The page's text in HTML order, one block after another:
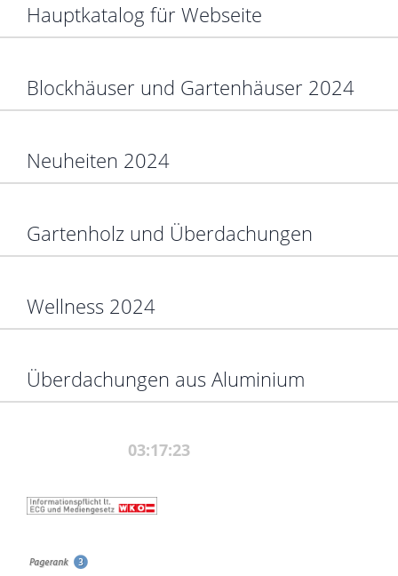
Hauptkatalog für Webseite
Blockhäuser und Gartenhäuser 2024
Neuheiten 2024
Gartenholz und Überdachungen
Wellness 2024
Überdachungen aus Aluminium